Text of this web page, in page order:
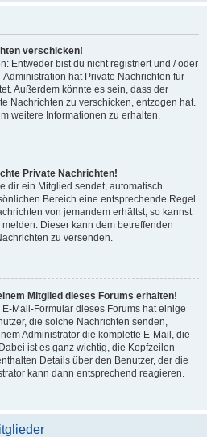
verschicken!
Entweder bist du nicht registriert und / oder
hat Private Nachrichten für
Außerdem könnte es sein, dass der
Nachrichten zu verschicken, entzogen hat.
weitere Informationen zu erhalten.
Private Nachrichten!
dir ein Mitglied sendet, automatisch
Bereich eine entsprechende Regel
von jemandem erhältst, so kannst
Dieser kann dem betreffenden
zu versenden.
Mitglied dieses Forums erhalten!
Mail-Formular dieses Forums hat einige
die solche Nachrichten senden,
Administrator die komplette E-Mail, die
ist es ganz wichtig, die Kopfzeilen
Details über den Benutzer, der die
kann dann entsprechend reagieren.